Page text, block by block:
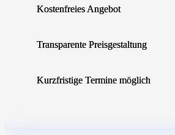
Kostenfreies Angebot
Transparente Preisgestaltung
Kurzfristige Termine möglich